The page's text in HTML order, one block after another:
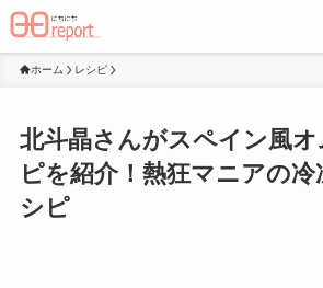
ホーム レシピ
北斗晶さんがスペイン風
ピを紹介！熱狂マニアの冷
シピ